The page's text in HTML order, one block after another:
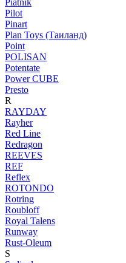
Piatnik
Pilot
Pinart
Plan Toys (Таиланд)
Point
POLISAN
Potentate
Power CUBE
Presto
R
RAYDAY
Rayher
Red Line
Redragon
REEVES
REF
Reflex
ROTONDO
Rotring
Roubloff
Royal Talens
Runway
Rust-Oleum
S